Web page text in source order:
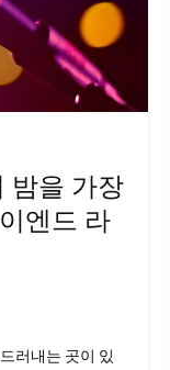
밤을 가장
엔드 라
러내는 곳이 있